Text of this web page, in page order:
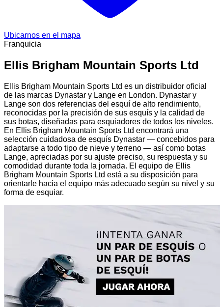
Ubicarnos en el mapa
Franquicia
Ellis Brigham Mountain Sports Ltd
Ellis Brigham Mountain Sports Ltd es un distribuidor oficial
de las marcas Dynastar y Lange en London. Dynastar y
Lange son dos referencias del esquí de alto rendimiento,
reconocidas por la precisión de sus esquís y la calidad de
sus botas, diseñadas para esquiadores de todos los niveles.
En Ellis Brigham Mountain Sports Ltd encontrará una
selección cuidadosa de esquís Dynastar — concebidos para
adaptarse a todo tipo de nieve y terreno — así como botas
Lange, apreciadas por su ajuste preciso, su respuesta y su
comodidad durante toda la jornada. El equipo de Ellis
Brigham Mountain Sports Ltd está a su disposición para
orientarle hacia el equipo más adecuado según su nivel y su
forma de esquiar.